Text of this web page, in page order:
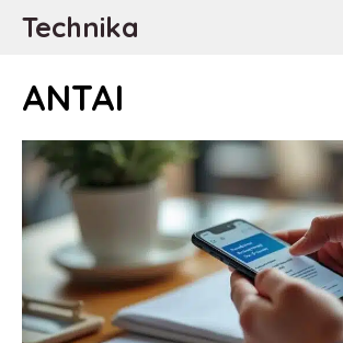
AllerTechnika
ANTAI